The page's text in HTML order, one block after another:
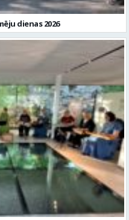
dienas 2026